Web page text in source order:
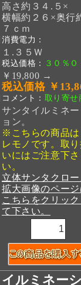
高さ約３４.５×
横幅約２６×奥行
７ｃｍ
消費電力：
１.３５Ｗ
税込価格： ３０％Ｏ
￥19,800 →
税込価格 ￥
コメント： 取り寄せ
サンタイルミネ
ョン。
※こちらの商品
レモノです。取
いにはご注意下さ
い。
立体サンタクロ
拡大画像のペー
こちらをクリッ
て下さい。
イルミネー